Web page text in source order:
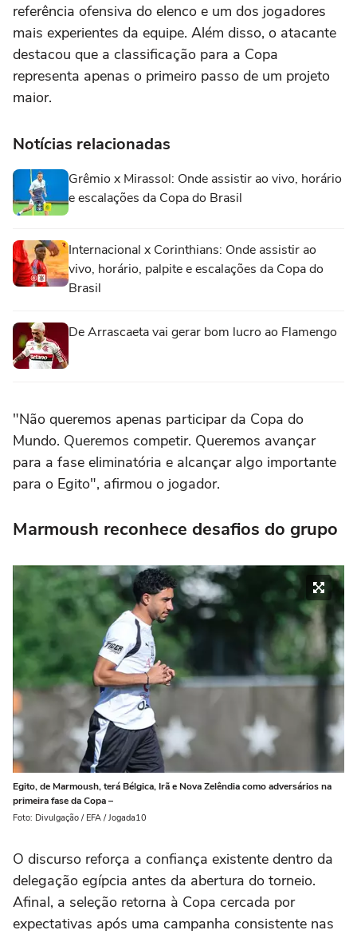
referência ofensiva do elenco e um dos jogadores
mais experientes da equipe. Além disso, o atacante
destacou que a classificação para a Copa
representa apenas o primeiro passo de um projeto
maior.
Notícias relacionadas
Grêmio x Mirassol: Onde assistir ao vivo, horário
e escalações da Copa do Brasil
Internacional x Corinthians: Onde assistir ao
vivo, horário, palpite e escalações da Copa do
Brasil
De Arrascaeta vai gerar bom lucro ao Flamengo
"Não queremos apenas participar da Copa do
Mundo. Queremos competir. Queremos avançar
para a fase eliminatória e alcançar algo importante
para o Egito", afirmou o jogador.
Marmoush reconhece desafios do grupo
Egito, de Marmoush, terá Bélgica, Irã e Nova Zelêndia como adversários na
primeira fase da Copa –
Foto: Divulgação / EFA / Jogada10
O discurso reforça a confiança existente dentro da
delegação egípcia antes da abertura do torneio.
Afinal, a seleção retorna à Copa cercada por
expectativas após uma campanha consistente nas